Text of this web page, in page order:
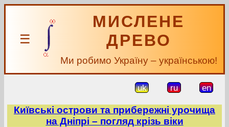
☰
МИСЛЕНЕ
ДРЕВО
Ми робимо Україну – українською!
uk ru en
Київські острови та прибережні урочища
на Дніпрі – погляд крізь віки